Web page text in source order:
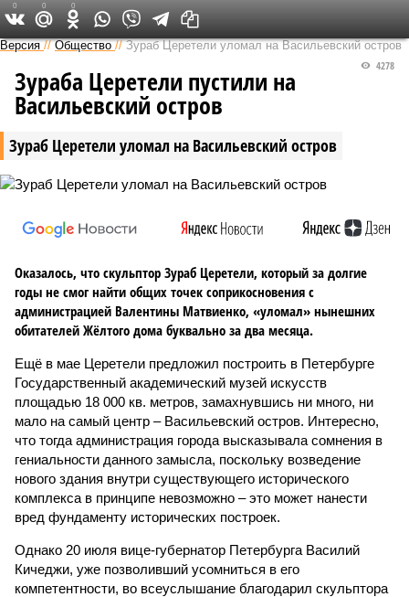
Версия на Неве
Версия //Общество //Зураб Церетели уломал на Васильевский остров
Зураб Церетели уломал на Васильевский остров
4278
Зураба Церетели пустили на
Васильевский остров
Оказалось, что скульптор Зураб Церетели, который за долгие
годы не смог найти общих точек соприкосновения с
администрацией Валентины Матвиенко, «уломал» нынешних
обитателей Жёлтого дома буквально за два месяца.
Ещё в мае Церетели предложил построить в Петербурге
Государственный академический музей искусств
площадью 18 000 кв. метров, замахнувшись ни много, ни
мало на самый центр – Васильевский остров. Интересно,
что тогда администрация города высказывала сомнения в
гениальности данного замысла, поскольку возведение
нового здания внутри существующего исторического
комплекса в принципе невозможно – это может нанести
вред фундаменту исторических построек.
Однако 20 июля вице-губернатор Петербурга Василий
Кичеджи, уже позволивший усомниться в его
компетентности, во всеуслышание благодарил скульптора
0 0 0